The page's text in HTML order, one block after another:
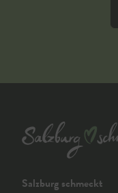
Salzburg schmeckt